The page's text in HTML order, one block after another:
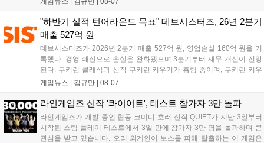
혜택을 지급하며, 상세 내용은 공식 라운지에서 확인할 수 있다. 이용자
는 게임 접속 및 주요 콘텐츠 플레이를 통해 성장을 지원받을 수 있다....
"하반기 실적 턴어라운드 목표" 데브시스터즈, 26년 2분기
매출 527억 원
데브시스터즈가 2026년 2분기 매출 527억 원, 영업손실 160억 원을 기
록했다. 경영 쇄신으로 손실은 완화됐으며 3분기부터 재무 개선이 전망
된다. 쿠키런 클래식과 신작 쿠키런 키우기가 흥행 중이며, 쿠키런 키우
기는 13일 첫 업데이트를 시작으로 2주 간격의 콘텐츠를 제공한다. 또한
이다. 회사는 비용 효율화와 신작 흥행을 통해 하반기 실적 턴어라운드
를 이끌 방침이다....
게임뉴스 | 김규만 | 08-07
라인게임즈 신작 '콰이어트', 테스트 참가자 3만 돌파
라인게임즈가 개발 중인 협동 코미디 호러 신작 QUIET가 지난 3일부터
시작된 스팀 플레이 테스트에서 3일 만에 참가자 3만 명을 돌파하며 큰
관심을 받고 있습니다. 오리 외계인이 보스를 피해 탈출하는 이 게임은